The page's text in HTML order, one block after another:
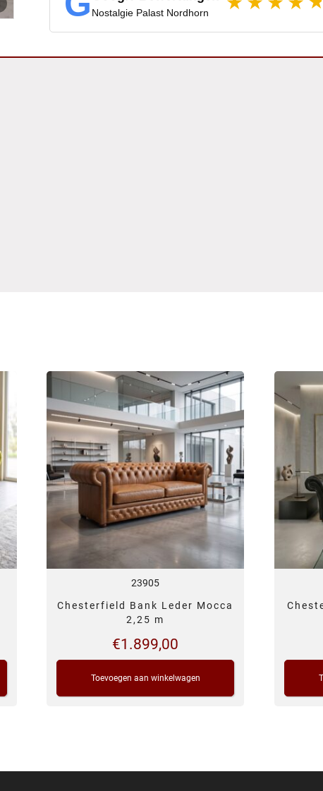
Nostalgie Palast Nordhorn
23905
Chesterfield Bank Leder Mocca
2,25 m
€1.899,00
Toevoegen aan winkelwagen